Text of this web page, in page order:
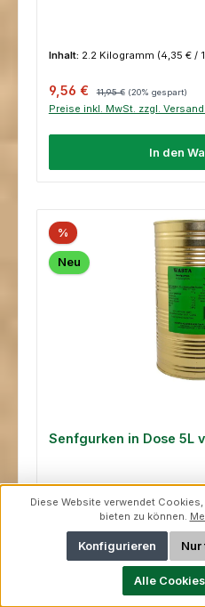
Inhalt: 2.2 Kilogramm (4,35 € /
Verkaufspreis:
9,56 € Regulärer Preis:
11,95 € (20% gespart)
Preise inkl. MwSt. zzgl.
In den
%
Neu
Senfgurken in Dose 5L
Inhalt:2.45 Kilogramm(4,12 €
Verkaufspreis:
10,09 € Regulärer Preis:
12,61 € (19.98%
Preise inkl. MwSt. zzgl.
Diese Website verwendet
bieten zu können.
Konfigurieren
Alle